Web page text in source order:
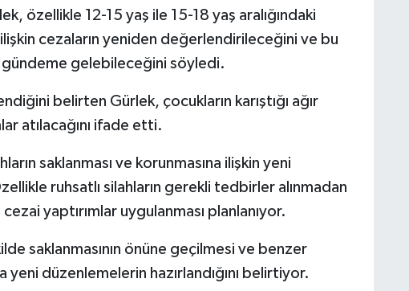
özellikle 12-15 yaş ile 15-18 yaş aralığındaki
cezaların yeniden değerlendirileceğini ve bu
gündeme gelebileceğini söyledi.
belirten Gürlek, çocukların karıştığı ağır
atılacağını ifade etti.
saklanması ve korunmasına ilişkin yeni
ruhsatlı silahların gerekli tedbirler alınmadan
yaptırımlar uygulanması planlanıyor.
saklanmasının önüne geçilmesi ve benzer
yeni düzenlemelerin hazırlandığını belirtiyor.